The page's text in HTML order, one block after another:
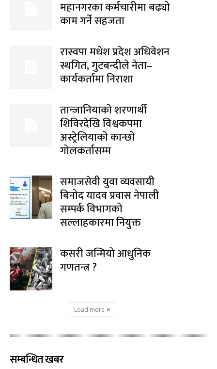
महानगरका कर्मचारीमा बढ्यो
काम गर्ने सहजता
रास्वपा मधेश प्रदेश अधिवेशन
स्थगित, गुटबन्दीले नेता–
कार्यकर्तामा निराशा
तान्जानियाको शरणार्थी
शिविरदेखि विश्वकपमा
अस्ट्रेलियाको कान्छो
गोलकर्तासम्म
समाजसेवी युवा व्यवसायी
बिनोद यादव प्रवास नेपाली
सम्पर्क विभागको
सल्लाहकारमा नियुक्त
कसरी जन्मियो आधुनिक
गणतन्त्र ?
Load more
सम्बन्धित खबर